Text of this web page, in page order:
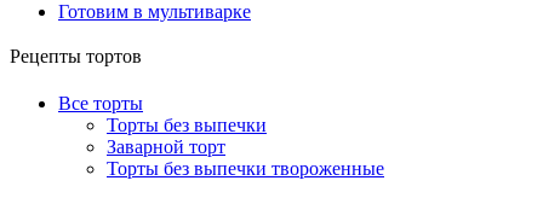
Готовим в мультиварке
Рецепты тортов
Все торты
Торты без выпечки
Заварной торт
Торты без выпечки твороженные